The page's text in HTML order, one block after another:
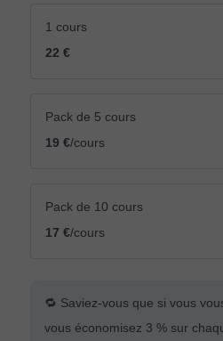
1 cours
22 €
Pack de 5 cours
19 €/cours
Pack de 10 cours
17 €/cours
🔁 Saviez-vous que si vous
vous économisez 3 % sur